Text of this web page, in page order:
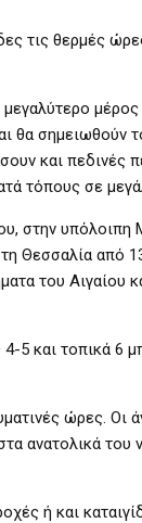
τις θερμές
μεγαλύτερο
θα σημειωθούν
και πεδινές
τόπους σε
στην υπόλοιπη
Θεσσαλία από
του Αιγαίου
4-5 και τοπικά 6
ώρες. Οι
ανατολικά
ή και